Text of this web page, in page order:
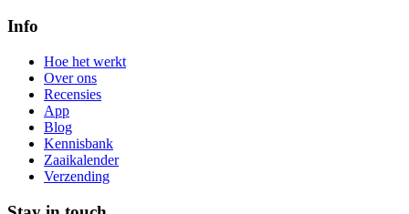
Info
Hoe het werkt
Over ons
Recensies
App
Blog
Kennisbank
Zaaikalender
Verzending